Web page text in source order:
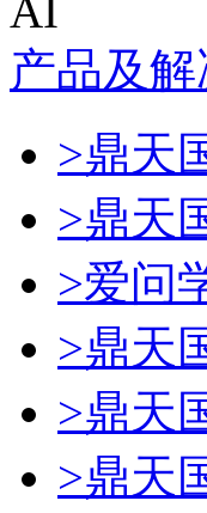
AI
产品及
>鼎天
>鼎天
>爱问
>鼎天
>鼎天
>鼎天